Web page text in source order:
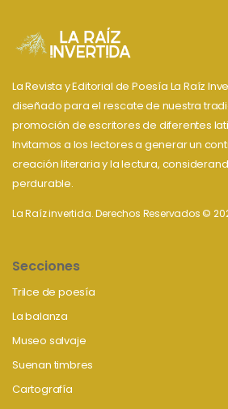
La Revista y Editorial de Poesía La Raíz
diseñado para el rescate de nuestra
promoción de escritores de diferentes
Invitamos a los lectores a generar un
creación literaria y la lectura,
perdurable.
La Raíz invertida. Derechos Reservados ©
Secciones
Trilce de poesía
La balanza
Museo salvaje
Suenan timbres
Cartografía